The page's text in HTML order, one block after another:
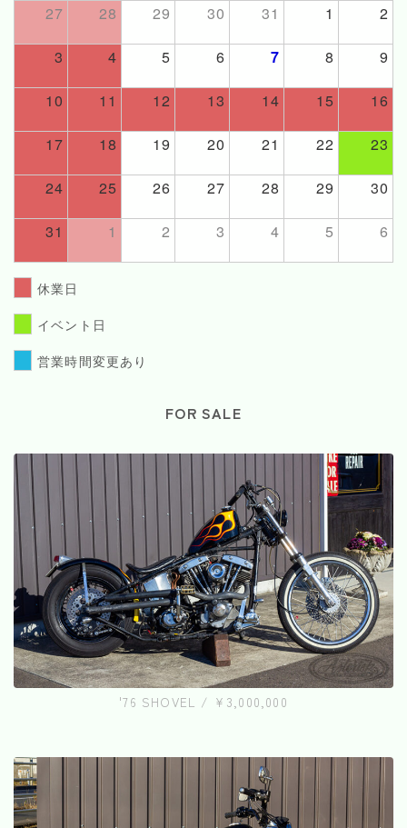
27 28 29 30 31 1 2
3 4 5 6 7 8 9
10 11 12 13 14 15 16
17 18 19 20 21 22 23
24 25 26 27 28 29 30
31 1 2 3 4 5 6
休業日
イベント日
営業時間変更あり
FOR SALE
'76 SHOVEL / ¥3,000,000